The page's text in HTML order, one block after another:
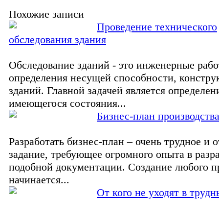
Похожие записи
Проведение технического
обследования здания
Обследование зданий - это инженерные
определения несущей способности,
зданий. Главной задачей является
имеющегося состояния...
Бизнес-план производства
Разработать бизнес-план – очень трудное и
задание, требующее огромного опыта в
подобной документации. Создание любого
начинается...
От кого не уходят в